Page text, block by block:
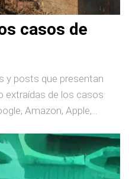
casos de
y posts que presentan
extraídas de los casos
Amazon, Apple,...